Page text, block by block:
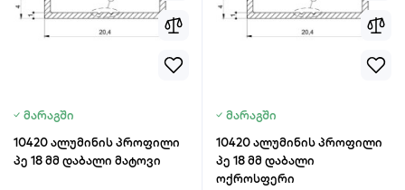
მარაგში
10420 ალუმინის პროფილი
პე 18 მმ დაბალი მატოვი
მარაგში
10420 ალუმინის პროფილი
პე 18 მმ დაბალი
ოქროსფერი